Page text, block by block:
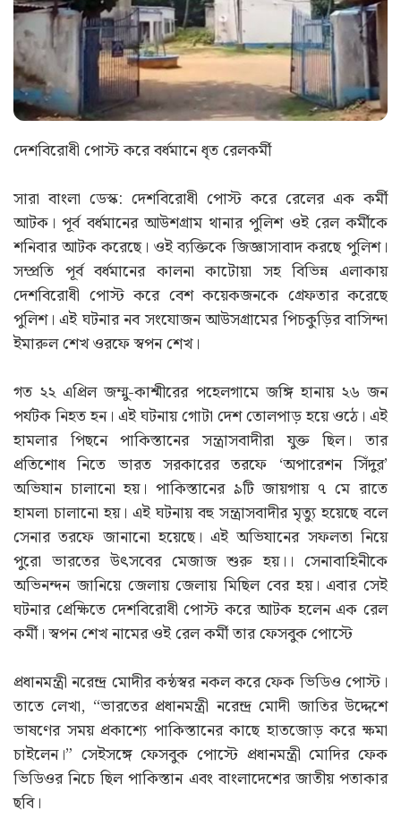
দেশবিরোধী পোস্ট করে বর্ধমানে ধৃত রেলকর্মী
সারা বাংলা ডেস্ক: দেশবিরোধী পোস্ট করে রেলের এক কর্মী
আটক। পূর্ব বর্ধমানের আউশগ্রাম থানার পুলিশ ওই রেল কর্মীকে
শনিবার আটক করেছে। ওই ব্যক্তিকে জিজ্ঞাসাবাদ করছে পুলিশ।
সম্প্রতি পূর্ব বর্ধমানের কালনা কাটোয়া সহ বিভিন্ন এলাকায়
দেশবিরোধী পোস্ট করে বেশ কয়েকজনকে গ্রেফতার করেছে
পুলিশ। এই ঘটনার নব সংযোজন আউসগ্রামের পিচকুড়ির বাসিন্দা
ইমারুল শেখ ওরফে স্বপন শেখ।
গত ২২ এপ্রিল জম্মু-কাশ্মীরের পহেলগামে জঙ্গি হানায় ২৬ জন
পর্যটক নিহত হন। এই ঘটনায় গোটা দেশ তোলপাড় হয়ে ওঠে। এই
হামলার পিছনে পাকিস্তানের সন্ত্রাসবাদীরা যুক্ত ছিল। তার
প্রতিশোধ নিতে ভারত সরকারের তরফে ‘অপারেশন সিঁদুর’
অভিযান চালানো হয়। পাকিস্তানের ৯টি জায়গায় ৭ মে রাতে
হামলা চালানো হয়। এই ঘটনায় বহু সন্ত্রাসবাদীর মৃত্যু হয়েছে বলে
সেনার তরফে জানানো হয়েছে। এই অভিযানের সফলতা নিয়ে
পুরো ভারতের উৎসবের মেজাজ শুরু হয়।। সেনাবাহিনীকে
অভিনন্দন জানিয়ে জেলায় জেলায় মিছিল বের হয়। এবার সেই
ঘটনার প্রেক্ষিতে দেশবিরোধী পোস্ট করে আটক হলেন এক রেল
কর্মী। স্বপন শেখ নামের ওই রেল কর্মী তার ফেসবুক পোস্টে
প্রধানমন্ত্রী নরেন্দ্র মোদীর কন্ঠস্বর নকল করে ফেক ভিডিও পোস্ট।
তাতে লেখা, “ভারতের প্রধানমন্ত্রী নরেন্দ্র মোদী জাতির উদ্দেশে
ভাষণের সময় প্রকাশ্যে পাকিস্তানের কাছে হাতজোড় করে ক্ষমা
চাইলেন।” সেইসঙ্গে ফেসবুক পোস্টে প্রধানমন্ত্রী মোদির ফেক
ভিডিওর নিচে ছিল পাকিস্তান এবং বাংলাদেশের জাতীয় পতাকার
ছবি।